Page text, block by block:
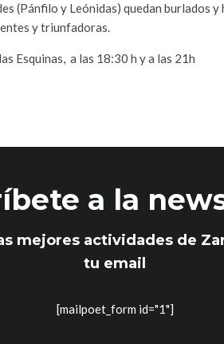
(Pánfilo y Leónidas) quedan burlados
y triunfadoras.
Esquinas, a las 18:30 h y a las 21h
a la
mejores actividades de
tu email
[mailpoet_form id="1"]